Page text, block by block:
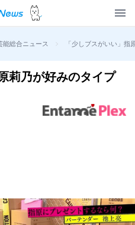
能総合ニュース > 「少しブスがいい」指
莉乃が好みのタイプ